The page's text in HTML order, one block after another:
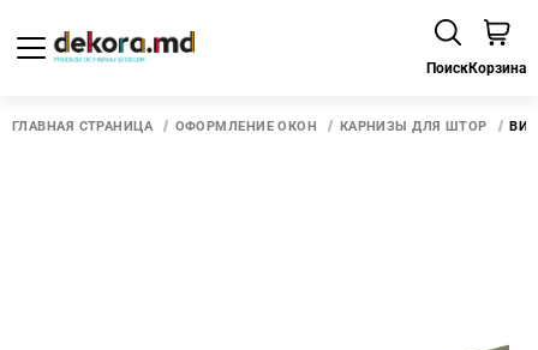
ПоискКорзина
ГЛАВНАЯ СТРАНИЦА ОФОРМЛЕНИЕ ОКОН КАРНИЗЫ ДЛЯ ШТОР